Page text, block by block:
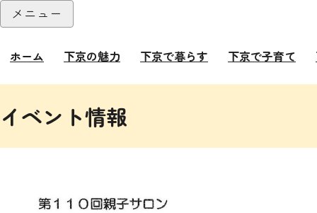
本文へ
メニュー
ホーム 下京の魅力 下京で暮らす 下京で子育て
イベント情報